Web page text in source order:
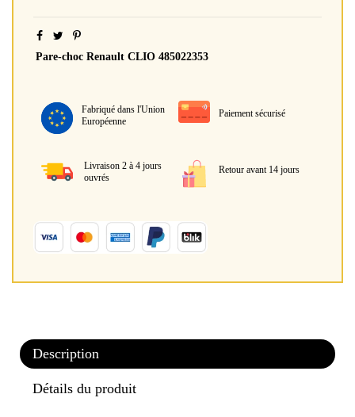
Pare-choc Renault CLIO 485022353
Fabriqué dans l'Union
Européenne
Paiement sécurisé
Livraison 2 à 4 jours
ouvrés
Retour avant 14 jours
Description
Détails du produit